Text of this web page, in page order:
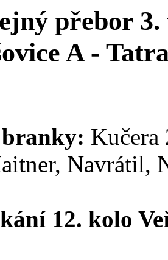
přebor
A -
branky: Kučera
Navrátil,
12. kolo